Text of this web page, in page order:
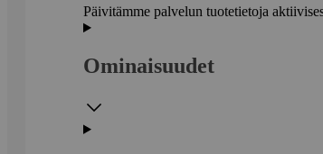
Päivitämme palvelun tuotetietoja
Ominaisuudet